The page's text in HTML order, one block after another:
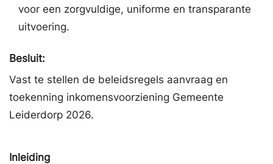
voor een zorgvuldige, uniforme en transparante
uitvoering.
Besluit:
Vast te stellen de beleidsregels aanvraag en
toekenning inkomensvoorziening Gemeente
Leiderdorp 2026.
Inleiding